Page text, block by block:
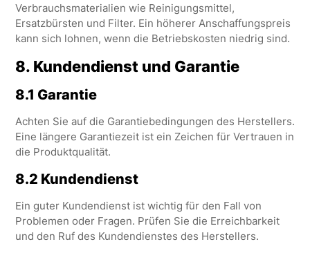
Verbrauchsmaterialien wie Reinigungsmittel,
Ersatzbürsten und Filter. Ein höherer Anschaffungspreis
kann sich lohnen, wenn die Betriebskosten niedrig sind.
8. Kundendienst und Garantie
8.1 Garantie
Achten Sie auf die Garantiebedingungen des Herstellers.
Eine längere Garantiezeit ist ein Zeichen für Vertrauen in
die Produktqualität.
8.2 Kundendienst
Ein guter Kundendienst ist wichtig für den Fall von
Problemen oder Fragen. Prüfen Sie die Erreichbarkeit
und den Ruf des Kundendienstes des Herstellers.